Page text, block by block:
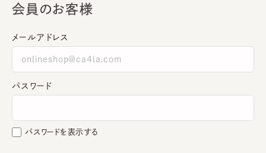
会員のお客様
メールアドレス
パスワード
パスワードを表示する